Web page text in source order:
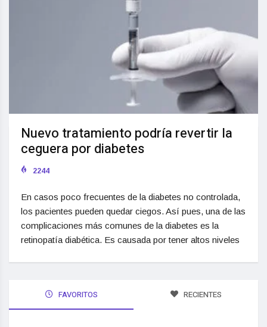
Nuevo tratamiento podría revertir la
ceguera por diabetes
2244
En casos poco frecuentes de la diabetes no controlada,
los pacientes pueden quedar ciegos. Así pues, una de las
complicaciones más comunes de la diabetes es la
retinopatía diabética. Es causada por tener altos niveles
FAVORITOS RECIENTES